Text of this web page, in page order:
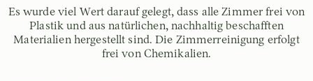
Es wurde viel Wert darauf gelegt, dass alle Zimmer frei von
Plastik und aus natürlichen, nachhaltig beschafften
Materialien hergestellt sind. Die Zimmerreinigung erfolgt
frei von Chemikalien.